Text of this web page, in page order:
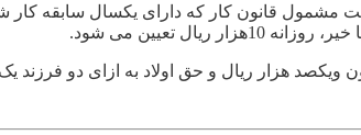
قرارداد دائم و موقت مشمول قانون کار که دارای
تعیین می شود.